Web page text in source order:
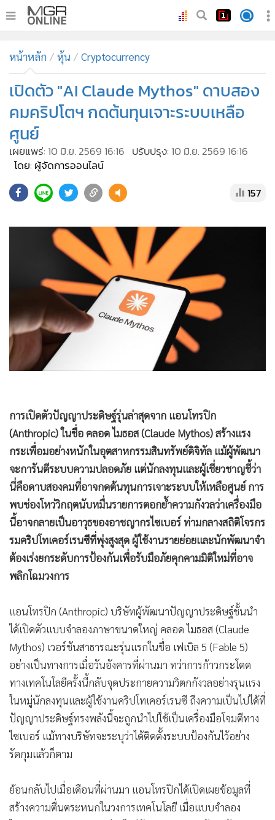
ทันเหตุการณ์
• ภาคใต้
ภูมิภาค
Online Section
• บันเทิง
ผู้จัดการรายวัน
• ละคร
Cyber BIZ
Good health & Well-being
Green Innovation & SD
Management & HR
• MGR Live
•
Infographic
• การเมือง
กีฬา
•
ต่างประเทศ
• Special Scoop
• เศรษฐกิจ-ธุรกิจ
• จีน
• ชุมชน-คุณภาพชีวิต
• อาชญากรรม
• Motoring
• เกม
• วิทยาศาสตร์
• หุ้น
• อินโดจีน
กองทุนรวม
Celeb Online
•
Factcheck
• ญี่ปุ่น
• News1
• Gotomanager
หน้าหลัก หุ้น Cryptocurrency
เปิดตัว "AI Claude Mythos" ดาบสอง
คมคริปโตฯ กดต้นทุนเจาะระบบเหลือ
ศูนย์
เผยแพร่: 10 มิ.ย. 2569 16:16 ปรับปรุง: 10 มิ.ย. 2569 16:16
โดย: ผู้จัดการออนไลน์
157
กระเพื่อมอย่างหนักในอุตสาหกรรมสินทรัพย์ดิจิทัล แม้ผู้พัฒนา
จะการันตีระบบความปลอดภัย แต่นักลงทุนและผู้เชี่ยวชาญชี้ว่า
นี่คือดาบสองคมที่อาจกดต้นทุนการเจาะระบบให้เหลือศูนย์ การ
พบช่องโหว่วิกฤตนับหมื่นรายการตอกย้ำความกังวลว่าเครื่องมือ
นี้อาจกลายเป็นอาวุธของอาชญากรไซเบอร์ ท่ามกลางสถิติโจรกร
รมคริปโทเคอร์เรนซีที่พุ่งสูงสุด ผู้ใช้งานรายย่อยและนักพัฒนาจำ
ต้องเร่งยกระดับการป้องกันเพื่อรับมือภัยคุกคามมิติใหม่ที่อาจ
พลิกโฉมวงการ
แอนโทรปิก (Anthropic) บริษัทผู้พัฒนาปัญญาประดิษฐ์ชั้นนำ
Mythos) เวอร์ชันสาธารณะรุ่นแรกในชื่อ เฟเบิล 5 (Fable 5)
อย่างเป็นทางการเมื่อวันอังคารที่ผ่านมา ทว่าการก้าวกระโดด
ทางเทคโนโลยีครั้งนี้กลับจุดประกายความวิตกกังวลอย่างรุนแรง
ในหมู่นักลงทุนและผู้ใช้งานคริปโทเคอร์เรนซี ถึงความเป็นไปได้ที่
ปัญญาประดิษฐ์ทรงพลังนี้จะถูกนำไปใช้เป็นเครื่องมือโจมตีทาง
ไซเบอร์ แม้ทางบริษัทจะระบุว่าได้ติดตั้งระบบป้องกันไว้อย่าง
รัดกุมแล้วก็ตาม
ย้อนกลับไปเมื่อเดือนที่ผ่านมา แอนโทรปิกได้เปิดเผยข้อมูลที่
ไมธอส สามารถตรวจพบช่องโหว่ด้านความปลอดภัยระดับสูงและ
ระดับวิกฤตมากกว่าหนึ่งหมื่นรายการในซอฟต์แวร์ที่มีความ